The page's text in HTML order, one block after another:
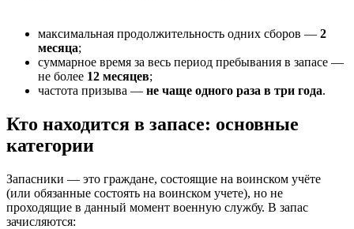
максимальная продолжительность одних сборов — 2
месяца;
суммарное время за весь период пребывания в запасе —
не более 12 месяцев;
частота призыва — не чаще одного раза в три года.
Кто находится в запасе: основные
категории
Запасники — это граждане, состоящие на воинском учёте
(или обязанные состоять на воинском учете), но не
проходящие в данный момент военную службу. В запас
зачисляются: